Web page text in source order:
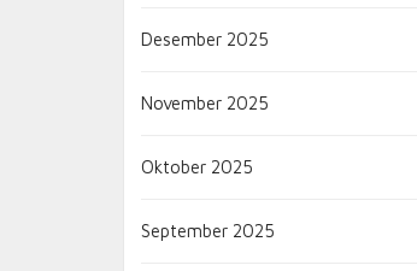
Desember 2025
November 2025
Oktober 2025
September 2025